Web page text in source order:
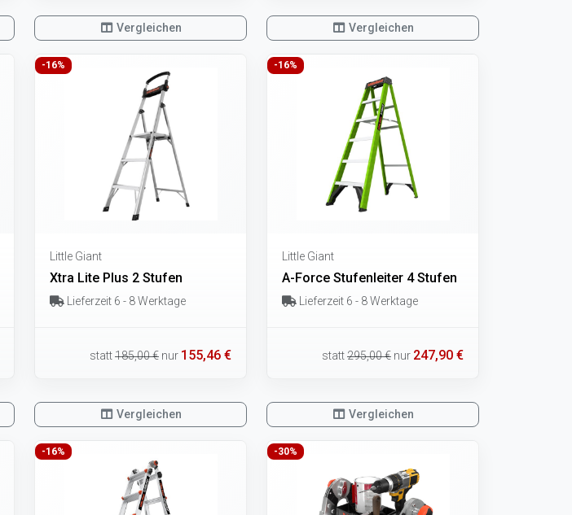
Vergleichen Vergleichen
-16%
Little Giant
Xtra Lite Plus 2 Stufen
Lieferzeit 6 - 8 Werktage
statt185,00 € nur 155,46 €
Vergleichen
-16%
Little Giant
A-Force Stufenleiter 4 Stufen
Lieferzeit 6 - 8 Werktage
statt295,00 € nur 247,90 €
Vergleichen
-16% -30%